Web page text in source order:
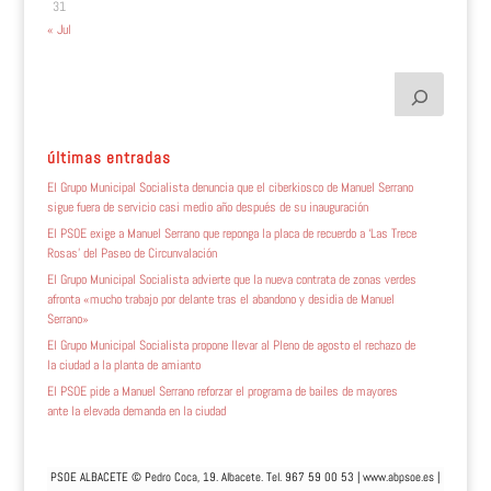
31
« Jul
últimas entradas
El Grupo Municipal Socialista denuncia que el ciberkiosco de Manuel Serrano
sigue fuera de servicio casi medio año después de su inauguración
El PSOE exige a Manuel Serrano que reponga la placa de recuerdo a ‘Las Trece
Rosas’ del Paseo de Circunvalación
El Grupo Municipal Socialista advierte que la nueva contrata de zonas verdes
afronta «mucho trabajo por delante tras el abandono y desidia de Manuel
Serrano»
El Grupo Municipal Socialista propone llevar al Pleno de agosto el rechazo de
la ciudad a la planta de amianto
El PSOE pide a Manuel Serrano reforzar el programa de bailes de mayores
ante la elevada demanda en la ciudad
PSOE ALBACETE © Pedro Coca, 19. Albacete. Tel. 967 59 00 53 |www.abpsoe.es |